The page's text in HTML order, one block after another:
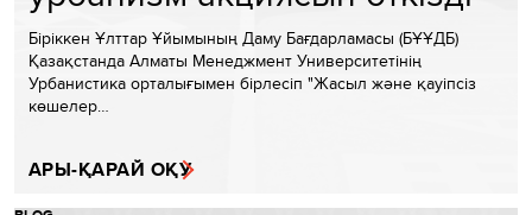
Біріккен Ұлттар Ұйымының Даму Бағдарламасы (БҰҰДБ)
Қазақстанда Алматы Менеджмент Университетінің
Урбанистика орталығымен бірлесіп "Жасыл және қауіпсіз
көшелер…
АРЫ-ҚАРАЙ ОҚУ